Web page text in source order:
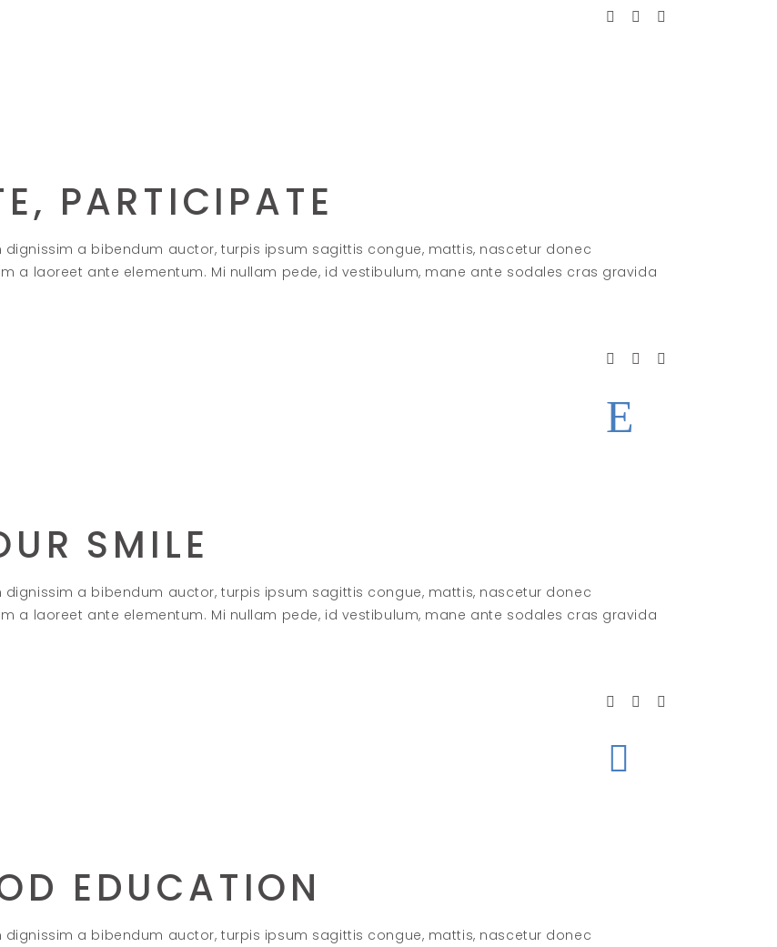
PARTICIPATE
a bibendum auctor, turpis ipsum sagittis congue, mattis, nascetur donec
a laoreet ante elementum. Mi nullam pede, id vestibulum, mane ante sodales cras gravida
SMILE
a bibendum auctor, turpis ipsum sagittis congue, mattis, nascetur donec
a laoreet ante elementum. Mi nullam pede, id vestibulum, mane ante sodales cras gravida
EDUCATION
a bibendum auctor, turpis ipsum sagittis congue, mattis, nascetur donec